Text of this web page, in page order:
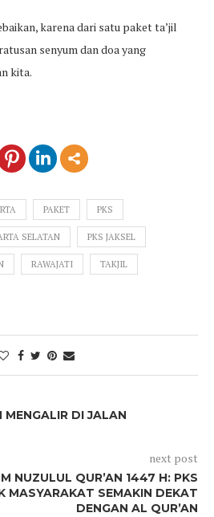
karena dari satu paket ta’jil
senyum dan doa yang
kita.
PAKET PKS
SELATAN PKS JAKSEL
RAWAJATI TAKJIL
DI JALAN
next post
NUZULUL QUR’AN 1447 H: PKS
MASYARAKAT SEMAKIN DEKAT
DENGAN AL QUR’AN